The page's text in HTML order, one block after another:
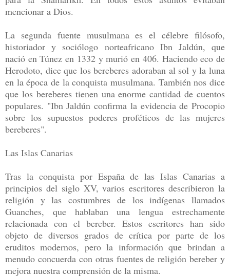
mencionar a Dios.
La segunda fuente musulmana es el célebre filósofo,
historiador y sociólogo norteafricano Ibn Jaldún, que
nació en Túnez en 1332 y murió en 406. Haciendo eco de
Herodoto, dice que los bereberes adoraban al sol y la luna
en la época de la conquista musulmana. También nos dice
que los bereberes tienen una enorme cantidad de cuentos
populares. "Ibn Jaldún confirma la evidencia de Procopio
sobre los supuestos poderes proféticos de las mujeres
bereberes".
Las Islas Canarias
Tras la conquista por España de las Islas Canarias a
principios del siglo XV, varios escritores describieron la
religión y las costumbres de los indígenas llamados
Guanches, que hablaban una lengua estrechamente
relacionada con el bereber. Estos escritores han sido
objeto de diversos grados de crítica por parte de los
eruditos modernos, pero la información que brindan a
menudo concuerda con otras fuentes de religión bereber y
mejora nuestra comprensión de la misma.